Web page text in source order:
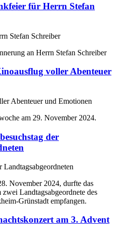
für Herrn Stefan
an Herrn Stefan Schreiber
voller Abenteuer
am 29. November 2024.
der
November 2024, durfte das
Landtagsabgeordnete des
Grünstadt empfangen.
am 3. Advent